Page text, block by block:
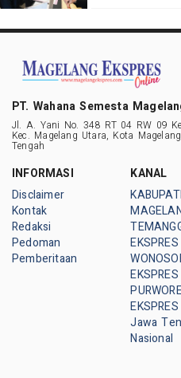
PT. Wahana Semesta
Jl. A. Yani No. 348 RT 04 RW 09
Kec. Magelang Utara, Kota
Tengah
INFORMASI
Disclaimer
Kontak
Redaksi
Pedoman
Pemberitaan
KANAL
EKSPRES
EKSPRES
EKSPRES
Jawa
Nasional